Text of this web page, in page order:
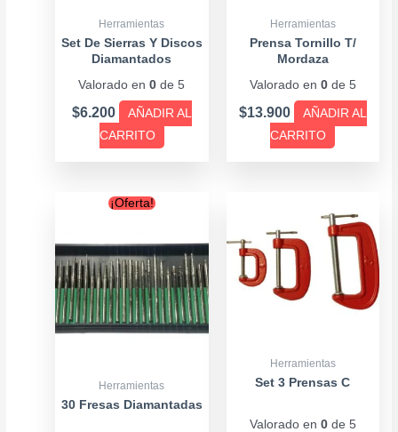
Herramientas
Set De Sierras Y Discos
Diamantados
Valorado en0 de 5
$6.200
AÑADIR AL
CARRITO
Herramientas
Prensa Tornillo T/
Mordaza
Valorado en 0de 5
$13.900
AÑADIR AL
CARRITO
¡Oferta!
Herramientas
30 Fresas Diamantadas
Original
$6.900.
Current
$5.690.
Herramientas
Set 3 Prensas C
Valorado en 0de 5